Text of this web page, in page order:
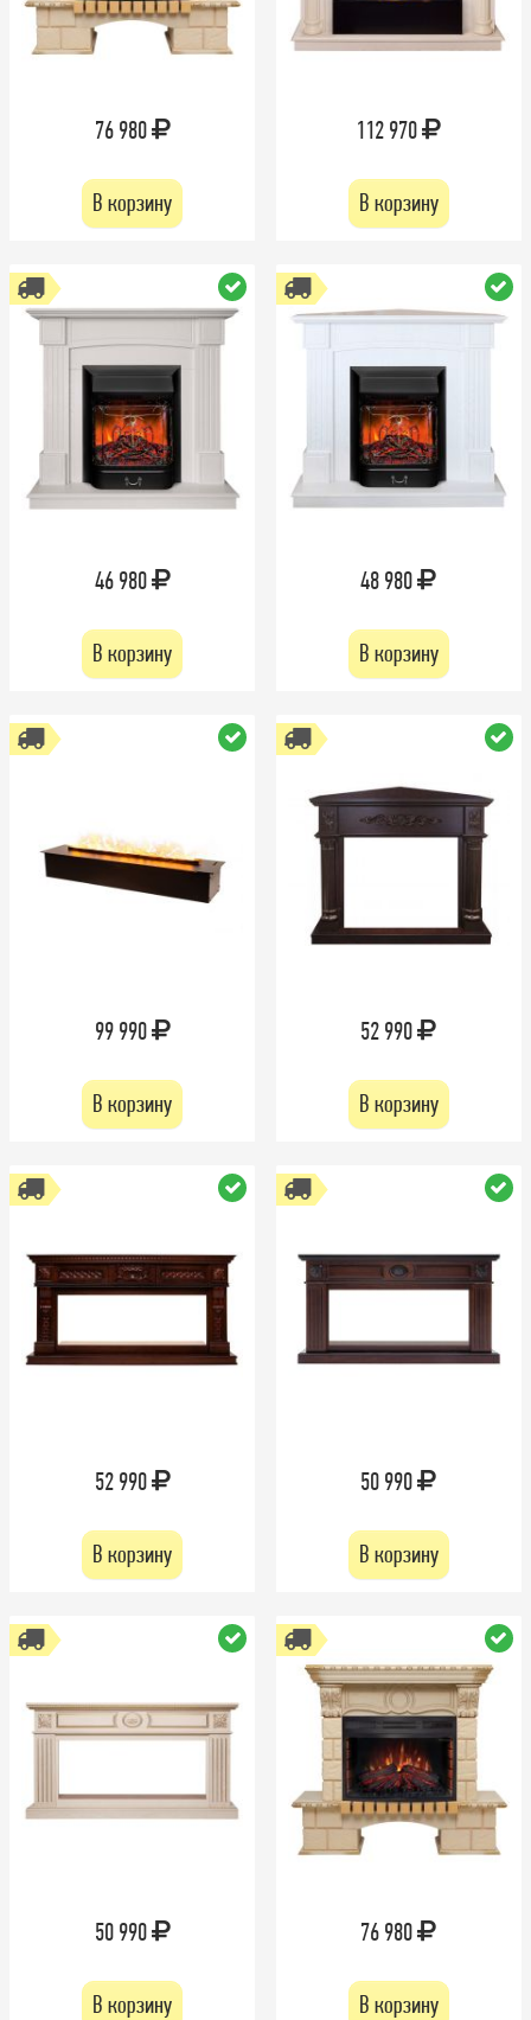
76 980
В корзину
112 970
В корзину
46 980
В корзину
48 980
В корзину
99 990
В корзину
52 990
В корзину
52 990
В корзину
50 990
В корзину
50 990
В корзину
76 980
В корзину